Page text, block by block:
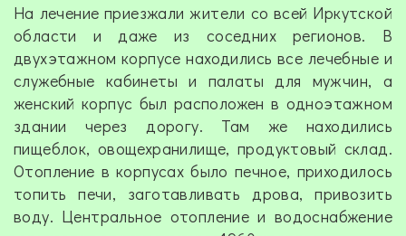
На лечение приезжали жители со всей Иркутской
области и даже из соседних регионов. В
двухэтажном корпусе находились все лечебные и
служебные кабинеты и палаты для мужчин, а
женский корпус был расположен в одноэтажном
здании через дорогу. Там же находились
пищеблок, овощехранилище, продуктовый склад.
Отопление в корпусах было печное, приходилось
топить печи, заготавливать дрова, привозить
воду. Центральное отопление и водоснабжение